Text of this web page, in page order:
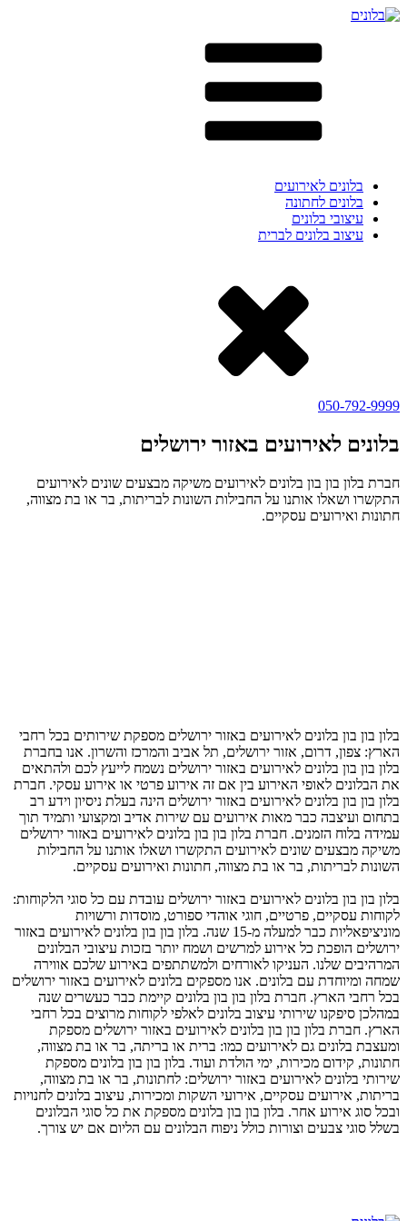
בלונים לאירועים
בלונים לחתונה
עיצובי בלונים
עיצוב בלונים לברית
050-792-9999
בלונים לאירועים באזור ירושלים
חברת בלון בון בון בלונים לאירועים משיקה מבצעים שונים לאירועים
התקשרו ושאלו אותנו על החבילות השונות לבריתות, בר או בת מצווה,
חתונות ואירועים עסקיים.
בלון בון בון בלונים לאירועים באזור ירושלים מספקת שירותים בכל רחבי
הארץ: צפון, דרום, אזור ירושלים, תל אביב והמרכז והשרון. אנו בחברת
בלון בון בון בלונים לאירועים באזור ירושלים נשמח לייעץ לכם ולהתאים
את הבלונים לאופי האירוע בין אם זה אירוע פרטי או אירוע עסקי. חברת
בלון בון בון בלונים לאירועים באזור ירושלים הינה בעלת ניסיון וידע רב
בתחום ועיצבה כבר מאות אירועים עם שירות אדיב ומקצועי ותמיד תוך
עמידה בלוח הזמנים. חברת בלון בון בון בלונים לאירועים באזור ירושלים
משיקה מבצעים שונים לאירועים התקשרו ושאלו אותנו על החבילות
השונות לבריתות, בר או בת מצווה, חתונות ואירועים עסקיים.
בלון בון בון בלונים לאירועים באזור ירושלים עובדת עם כל סוגי הלקוחות:
לקוחות עסקיים, פרטיים, חוגי אוהדי ספורט, מוסדות ורשויות
מוניציפאליות כבר למעלה מ-15 שנה. בלון בון בון בלונים לאירועים באזור
ירושלים הופכת כל אירוע למרשים ושמח יותר בזכות עיצובי הבלונים
המרהיבים שלנו. העניקו לאורחים ולמשתתפים באירוע שלכם אווירה
שמחה ומיוחדת עם בלונים. אנו מספקים בלונים לאירועים באזור ירושלים
בכל רחבי הארץ. חברת בלון בון בון בלונים קיימת כבר כעשרים שנה
במהלכן סיפקנו שירותי עיצוב בלונים לאלפי לקוחות מרוצים בכל רחבי
הארץ. חברת בלון בון בון בלונים לאירועים באזור ירושלים מספקת
ומעצבת בלונים גם לאירועים כמו: ברית או בריתה, בר או בת מצווה,
חתונות, קידום מכירות, ימי הולדת ועוד. בלון בון בון בלונים מספקת
שירותי בלונים לאירועים באזור ירושלים: לחתונות, בר או בת מצווה,
בריתות, אירועים עסקיים, אירועי השקות ומכירות, עיצוב בלונים לחנויות
ובכל סוג אירוע אחר. בלון בון בון בלונים מספקת את כל סוגי הבלונים
בשלל סוגי צבעים וצורות כולל ניפוח הבלונים עם הליום אם יש צורך.